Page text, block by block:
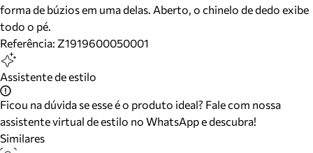
forma de búzios em uma delas. Aberto, o chinelo de dedo exibe
todo o pé.
Referência: Z1919600050001
Assistente de estilo
Ficou na dúvida se esse é o produto ideal? Fale com nossa
assistente virtual de estilo no WhatsApp e descubra!
Similares